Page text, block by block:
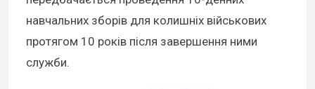
навчальних зборів для колишніх військових
протягом 10 років після завершення ними
служби.